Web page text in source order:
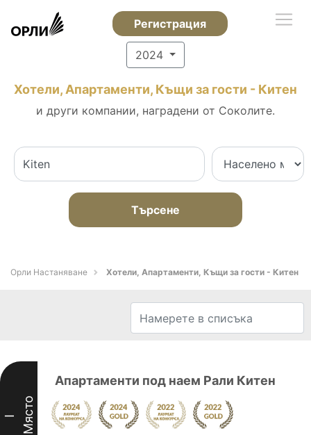
Регистрация
2024
Хотели, Апартаменти, Къщи за гости - Китен
и други компании, наградени от Соколите.
Търсене
Орли Настаняване Хотели, Апартаменти, Къщи за гости - Китен
I Място
Апартаменти под наем Рали Китен